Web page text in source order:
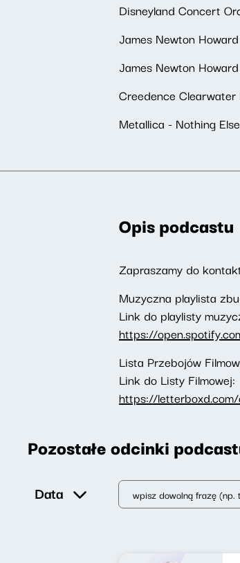
Disneyland Concert
James Newton
James Newton
Creedence Clearwater
Metallica - Nothing
Opis podcastu
Zapraszamy do
Muzyczna playlista
Link do playlisty
https://
Lista Przebojów
Link do Listy Filmowej:
https://
Pozostałe odcinki
Data